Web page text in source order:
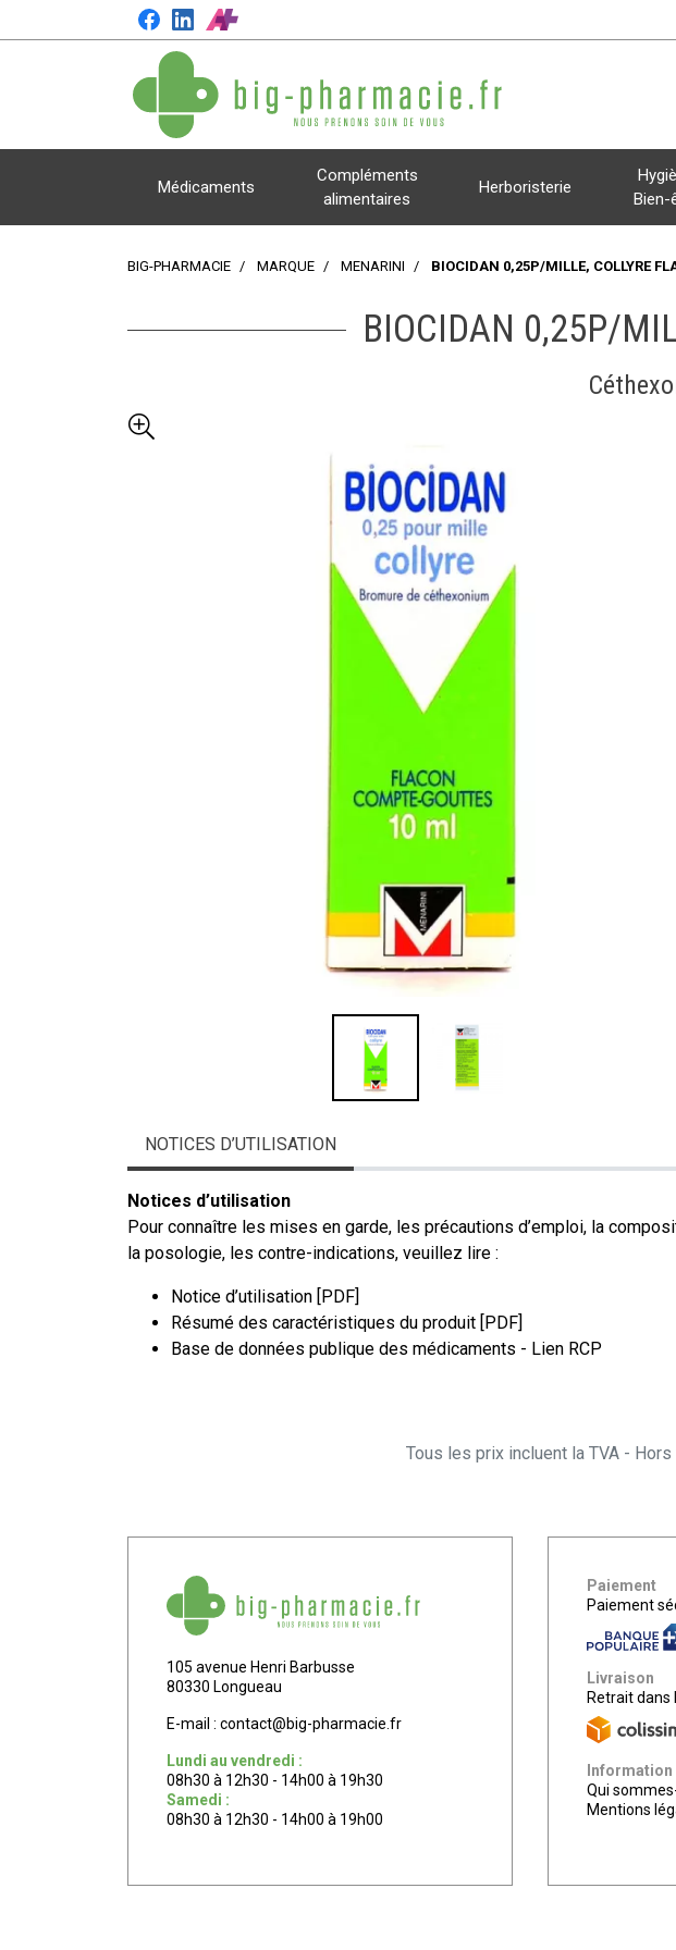
Médicaments
Compléments
alimentaires
Herboristerie
Bien-
BIG-PHARMACIE MARQUE MENARINI BIOCIDAN 0,25P/MILLE, COLLYRE
BIOCIDAN 0,25P/
NOTICES D’UTILISATION
Notices d’utilisation
Pour connaître les mises en garde, les précautions d’emploi, la
la posologie, les contre-indications, veuillez lire :
Notice d’utilisation [PDF]
Résumé des caractéristiques du produit [PDF]
Base de données publique des médicaments - Lien RCP
Tous les prix incluent la TVA -
105 avenue Henri Barbusse
80330 Longueau
E-mail : contact@big-pharmacie.fr
Lundi au vendredi :
08h30 à 12h30 - 14h00 à 19h30
Samedi :
08h30 à 12h30 - 14h00 à 19h00
Paiement
Paiement
Livraison
Retrait dans
Information
Qui
Mentions